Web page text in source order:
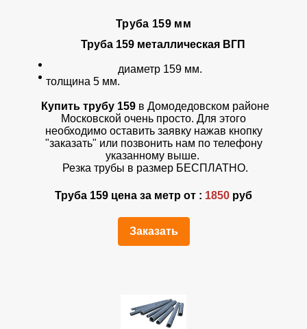
Труба 159 мм
Труба 159 металлическая ВГП
диаметр 159 мм.
толщина 5 мм.
Купить трубу 159в Домодедовском районе
Московской очень просто. Для этого
необходимо оставить заявку нажав кнопку
"заказать" или позвонить нам по телефону
указанному выше.
Резка трубы в размер БЕСПЛАТНО.
Труба 159 цена за метр от : 1850 руб
Заказать